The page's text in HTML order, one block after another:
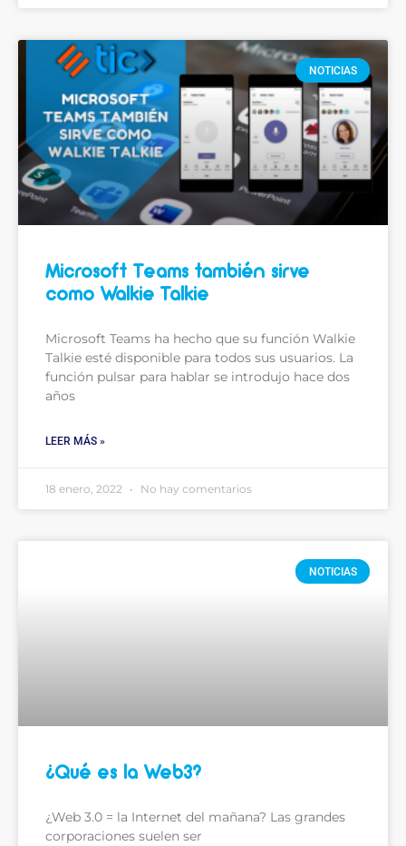
NOTICIAS
Microsoft Teams también sirve
como Walkie Talkie
Microsoft Teams ha hecho que su función Walkie
Talkie esté disponible para todos sus usuarios. La
función pulsar para hablar se introdujo hace dos
años
LEER MÁS »
18 enero, 2022 No hay comentarios
NOTICIAS
¿Qué es la Web3?
¿Web 3.0 = la Internet del mañana? Las grandes
corporaciones suelen ser